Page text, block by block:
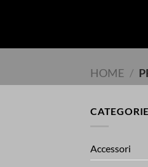
HOME /
Accessori